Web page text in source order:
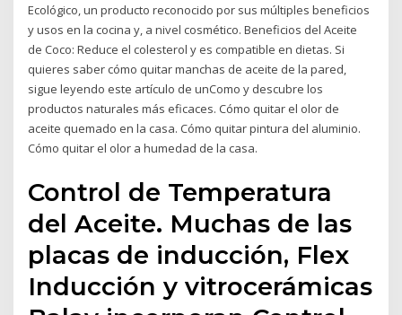
Ecológico, un producto reconocido por sus múltiples beneficios
y usos en la cocina y, a nivel cosmético. Beneficios del Aceite
de Coco: Reduce el colesterol y es compatible en dietas. Si
quieres saber cómo quitar manchas de aceite de la pared,
sigue leyendo este artículo de unComo y descubre los
productos naturales más eficaces. Cómo quitar el olor de
aceite quemado en la casa. Cómo quitar pintura del aluminio.
Cómo quitar el olor a humedad de la casa.
Control de Temperatura
del Aceite. Muchas de las
placas de inducción, Flex
Inducción y vitrocerámicas